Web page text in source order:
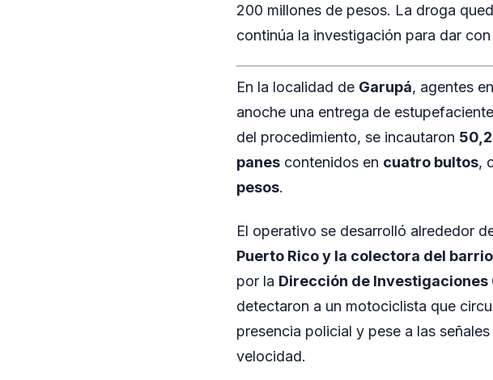
200 millones de pesos. La droga
continúa la investigación para dar
En la localidad de Garupá, agentes
anoche una entrega de
del procedimiento, se incautaron
panes contenidos en cuatro bultos,
pesos.
El operativo se desarrolló alrededor
Puerto Rico y la colectora del
por la Dirección de Investigaciones
detectaron a un motociclista que
presencia policial y pese a las
velocidad.